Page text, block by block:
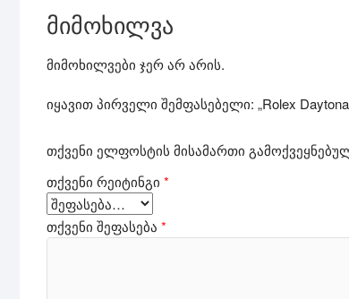
მიმოხილვა
მიმოხილვები ჯერ არ არის.
იყავით პირველი შემფასებელი: „Rolex
თქვენი ელფოსტის მისამართი
თქვენი რეიტინგი *
თქვენი შეფასება *